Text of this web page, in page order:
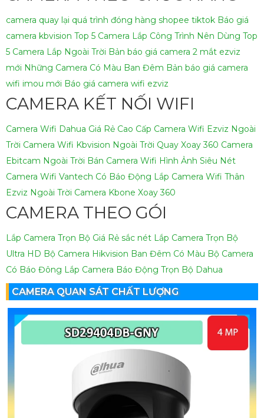
camera quay lại quá trình đóng hàng shopee tiktok Báo giá
camera kbvision Top 5 Camera Lắp Công Trình Nên Dùng Top
5 Camera Lắp Ngoài Trời Bản báo giá camera 2 mắt ezviz
mới Những Camera Có Màu Ban Đêm Bản báo giá camera
wifi imou mới Báo giá camera wifi ezviz
CAMERA KẾT NỐI WIFI
Camera Wifi Dahua Giá Rẻ Cao Cấp Camera Wifi Ezviz Ngoài
Trời Camera Wifi Kbvision Ngoài Trời Quay Xoay 360 Camera
Ebitcam Ngoài Trời Bán Camera Wifi Hình Ảnh Siêu Nét
Camera Wifi Vantech Có Báo Động Lắp Camera Wifi Thân
Ezviz Ngoài Trời Camera Kbone Xoay 360
CAMERA THEO GÓI
Lắp Camera Trọn Bộ Giá Rẻ sắc nét Lắp Camera Trọn Bộ
Ultra HD Bộ Camera Hikvision Ban Đêm Có Màu Bộ Camera
Có Báo Đông Lắp Camera Báo Động Trọn Bộ Dahua
CAMERA QUAN SÁT CHẤT LƯỢNG